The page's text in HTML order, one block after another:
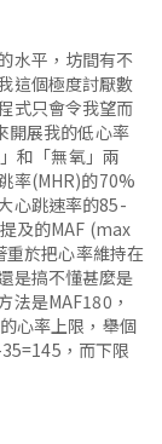
水平，坊間有不
這個極度討厭數
式只會令我望而
展我的低心率
和「無氧」兩
率(MHR)的70%
心跳速率的85-
及的MAF (max
於把心率維持在
是搞不懂甚麼是
法是MAF180，
心率上限，舉個
，而下限